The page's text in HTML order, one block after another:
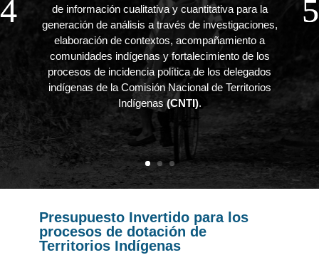
de información cualitativa y cuantitativa para la
generación de análisis a través de investigaciones,
elaboración de contextos, acompañamiento a
comunidades indígenas y fortalecimiento de los
procesos de incidencia política de los delegados
indígenas de la Comisión Nacional de Territorios
Indígenas(CNTI).
Presupuesto Invertido para los
procesos de dotación de
Territorios Indígenas